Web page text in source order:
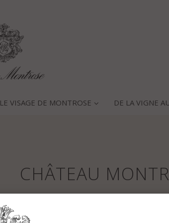
LE VISAGE DE MONTROSE DE LA VIGNE
CHÂTEAU
Année qui restera gravée dans toutes les